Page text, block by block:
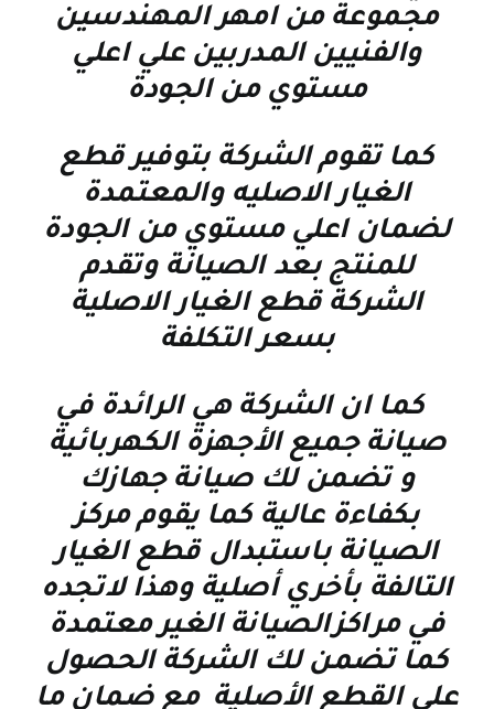
مجموعة من امهر المهندسين
والفنيين المدربين علي اعلي
مستوي من الجودة
كما تقوم الشركة بتوفير قطع
الغيار الاصليه والمعتمدة
لضمان اعلي مستوي من الجودة
للمنتج بعد الصيانة وتقدم
الشركة قطع الغيار الاصلية
بسعر التكلفة
كما ان الشركة هي الرائدة في
صيانة جميع الأجهزة الكهربائية
و تضمن لك صيانة جهازك
بكفاءة عالية كما يقوم مركز
الصيانة باستبدال قطع الغيار
التالفة بأخري أصلية وهذا لاتجده
في مراكزالصيانة الغير معتمدة
كما تضمن لك الشركة الحصول
علي القطع الأصلية مع ضمان ما